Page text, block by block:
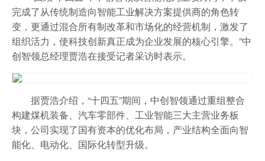
完成了从传统制造向智能工业解决方案提供商的角色转
变，更通过混合所有制改革和市场化的经营机制，激发了
组织活力，使科技创新真正成为企业发展的核心引擎。”中
创智领总经理贾浩在接受记者采访时表示。
据贾浩介绍，“十四五”期间，中创智领通过重组整合
构建煤机装备、汽车零部件、工业智能三大主营业务板
块，公司实现了国有资本的优化布局，产业结构全面向智
能化、电动化、国际化转型升级。